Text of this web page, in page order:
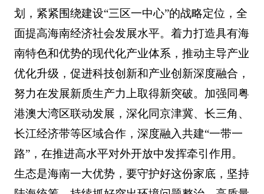
划，紧紧围绕建设“三区一中心”的战略定位，全
面提高海南经济社会发展水平。着力打造具有海
南特色和优势的现代化产业体系，推动主导产业
优化升级，促进科技创新和产业创新深度融合，
努力在发展新质生产力上取得新突破。加强同粤
港澳大湾区联动发展，深化同京津冀、长三角、
长江经济带等区域合作，深度融入共建“一带一
路”，在推进高水平对外开放中发挥牵引作用。
生态是海南一大优势，要守护好这份家底，坚持